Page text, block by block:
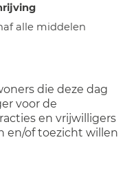
alle middelen
die deze dag
voor de
en vrijwilligers
en/of toezicht willen